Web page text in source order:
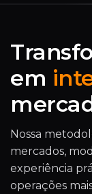
em
Nossa
mercados,
experiência
operações